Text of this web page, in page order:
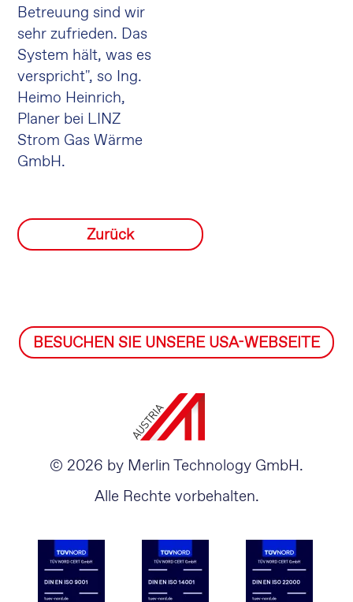
Betreuung sind wir
sehr zufrieden. Das
System hält, was es
verspricht", so Ing.
Heimo Heinrich,
Planer bei LINZ
Strom Gas Wärme
GmbH.
Zurück
BESUCHEN SIE UNSERE USA-WEBSEITE
© 2026 by Merlin Technology GmbH.
Alle Rechte vorbehalten.